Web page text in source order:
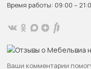
Время работы: 09:00 –
Ваши комментарии